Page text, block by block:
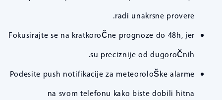
radi unakrsne provere.
Fokusirajte se na kratkoročne prognoze do 48h, jer
su preciznije od dugoročnih.
Podesite push notifikacije za meteorološke alarme
na svom telefonu kako biste dobili hitna